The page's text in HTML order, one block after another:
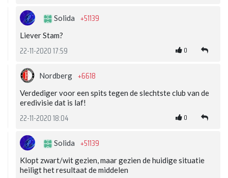
Solida +51139
Liever Stam?
22-11-2020 17:59 0
Nordberg +6618
Verdediger voor een spits tegen de slechtste club van de
eredivisie dat is laf!
22-11-2020 18:04 0
Solida +51139
Klopt zwart/wit gezien, maar gezien de huidige situatie
heiligt het resultaat de middelen